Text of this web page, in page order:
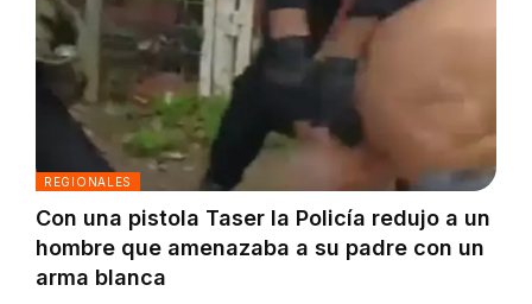
REGIONALES
Con una pistola Taser la Policía redujo a un
hombre que amenazaba a su padre con un
arma blanca